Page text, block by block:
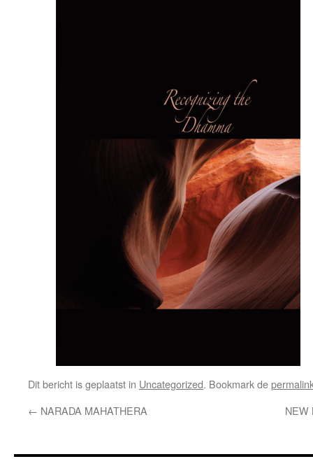
Dit bericht is geplaatst in Uncategorized. Bookmark de
← NARADA MAHATHERA NEW